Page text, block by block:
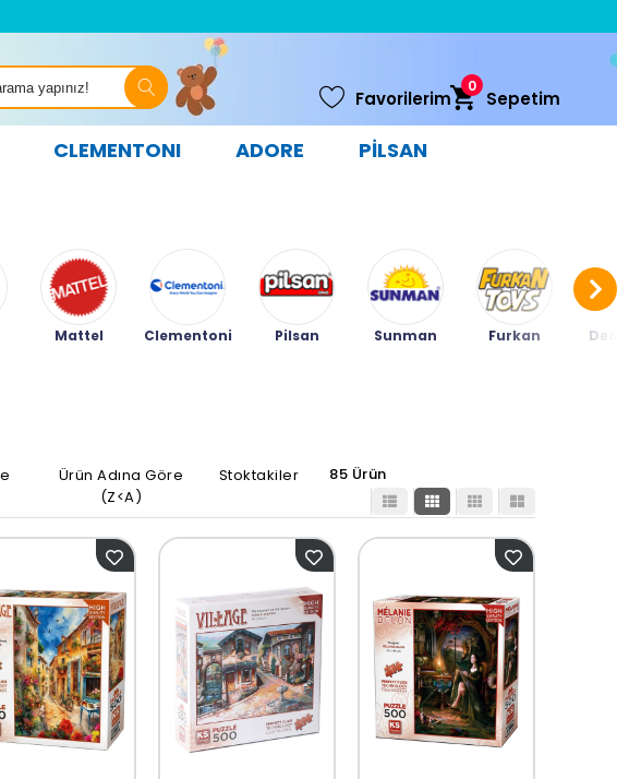
Sepetim
0
CLEMENTONI ADORE
PİLSAN
Favorilerim
Mattel Clementoni Pilsan Sunman Furkan
Ürün Adına Göre
(Z<A)
Stoktakiler 85 Ürün